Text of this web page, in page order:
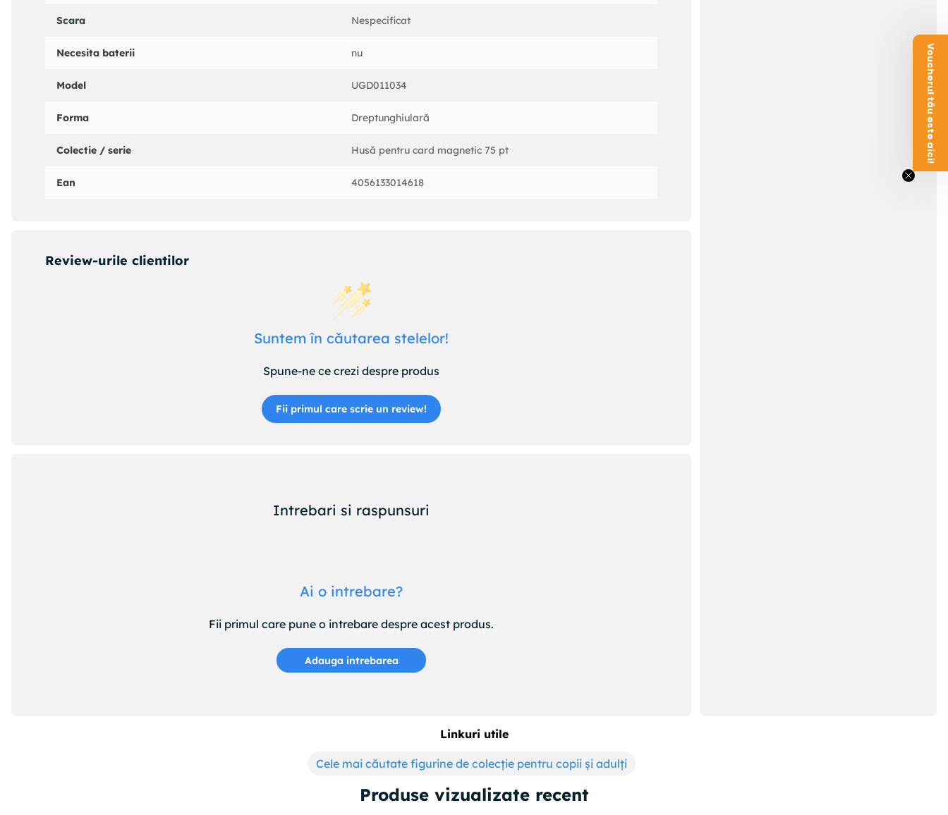
Scara Nespecificat
Necesita baterii nu
Model UGD011034
Forma Dreptunghiulară
Colectie / serie Husă pentru card magnetic 75 pt
Ean 4056133014618
Review-urile clientilor
Suntem în căutarea stelelor!
Spune-ne ce crezi despre produs
Fii primul care scrie un review!
Intrebari si raspunsuri
Ai o intrebare?
Fii primul care pune o intrebare despre acest produs.
Adauga intrebarea
Linkuri utile
Cele mai căutate figurine de colecție pentru copii și adulți
Produse vizualizate recent
Voucherul tău este aici!